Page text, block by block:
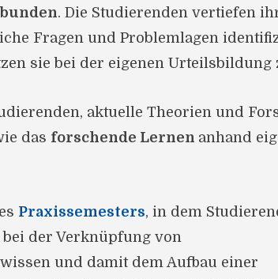
. Die Studierenden vertiefen
Fragen und Problemlagen
sie bei der eigenen Urteilsbildung
aktuelle Theorien und
das forschende Lernen anhand
Praxissemesters, in dem
der Verknüpfung von
und damit dem Aufbau einer